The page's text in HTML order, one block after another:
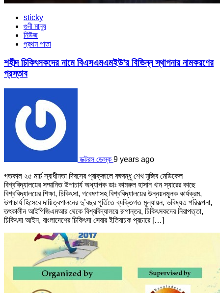
sticky
গুনী মানুষ
নিউজ
প্রথম পাতা
শহীদ চিকিৎসকদের নামে বিএসএমএমইউ’র বিভিন্ন স্থাপনার নামকরণের
প্রস্তাব
ডক্টরস ডেস্ক 9 years ago
গতকাল ২৫ মার্চ স্বাধীনতা দিবসের প্রাক্কালে বঙ্গবন্ধু শেখ মুজিব মেডিকেল
বিশ্ববিদ্যালয়ের সম্মানিত উপাচার্য অধ্যাপক ডাঃ কামরুল হাসান খান স্যারের কাছে
বিশ্ববিদ্যালয়ের শিক্ষা, চিকিৎসা, গবেষণাসহ বিশ্ববিদ্যালয়ের উন্নয়নমূলক কার্যক্রম,
উপাচার্য হিসেবে দায়িত্বপালনের দু’বছর পূর্তিতে ব্যক্তিগত মূল্যায়ন, ভবিষ্যত পরিকল্পনা,
তৎকালীন আইপিজিএমআর থেকে বিশ্ববিদ্যালয়ে রূপান্তর, চিকিৎসকদের নিরাপত্তা,
চিকিৎসা আইন, বাংলাদেশের চিকিৎসা সেবার ইতিবাচক প্রচারে […]